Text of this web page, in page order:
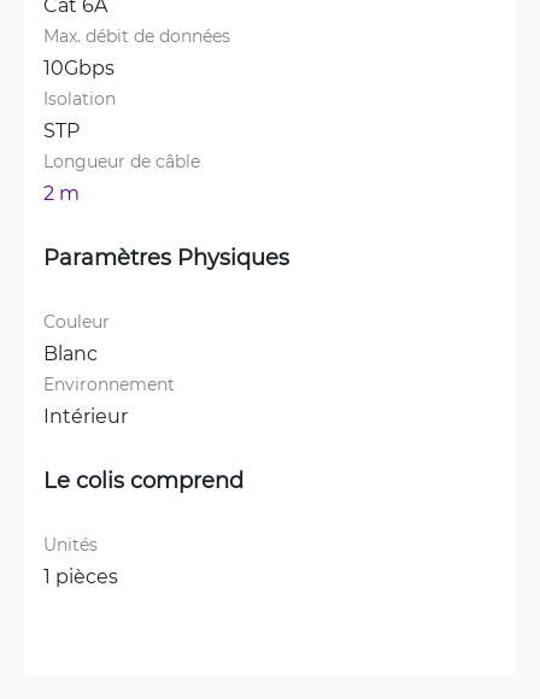
Max. débit de données
10Gbps
Isolation
STP
Longueur de câble
2 m
Paramètres Physiques
Couleur
Blanc
Environnement
Intérieur
Le colis comprend
Unités
1 pièces